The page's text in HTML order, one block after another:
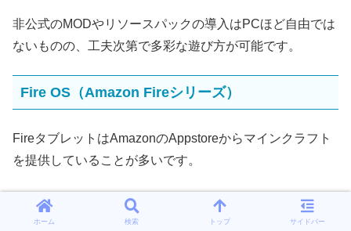
非公式のMODやリソースパックの導入はPCほど自由では
ないものの、工夫次第で多彩な遊び方が可能です。
Fire OS（Amazon Fireシリーズ）
FireタブレットはAmazonのAppstoreからマインクラフト
を提供していることが多いです。
標準のFire OSはGoogle Playが使えないため、入手方法や
対応アプリが限定される場合があります。
ホーム 検索 トップ サイドバー